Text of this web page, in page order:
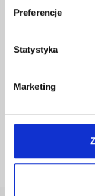
Preferencje
Statystyka
Marketing
nr kat.: